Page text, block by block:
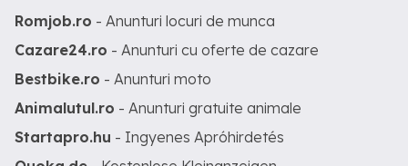
Romjob.ro - Anunturi locuri de munca
Cazare24.ro - Anunturi cu oferte de cazare
Bestbike.ro - Anunturi moto
Animalutul.ro - Anunturi gratuite animale
Startapro.hu - Ingyenes Apróhirdetés